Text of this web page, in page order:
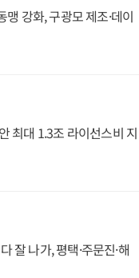
강화, 구광모 제조·데이
최대 1.3조 라이선스비 지
잘 나가, 평택·주문진·해